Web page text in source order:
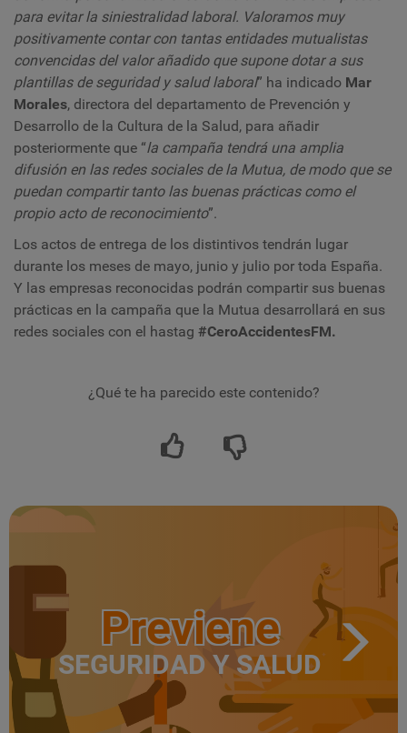
para evitar la siniestralidad laboral. Valoramos muy
positivamente contar con tantas entidades mutualistas
convencidas del valor añadido que supone dotar a sus
plantillas de seguridad y salud laboral” ha indicado Mar
Morales, directora del departamento de Prevención y
Desarrollo de la Cultura de la Salud, para añadir
posteriormente que “la campaña tendrá una amplia
difusión en las redes sociales de la Mutua, de modo que se
puedan compartir tanto las buenas prácticas como el
propio acto de reconocimiento”.
Los actos de entrega de los distintivos tendrán lugar
durante los meses de mayo, junio y julio por toda España.
Y las empresas reconocidas podrán compartir sus buenas
prácticas en la campaña que la Mutua desarrollará en sus
redes sociales con el hastag #CeroAccidentesFM.
¿Qué te ha parecido este contenido?
Previene
SEGURIDAD Y SALUD